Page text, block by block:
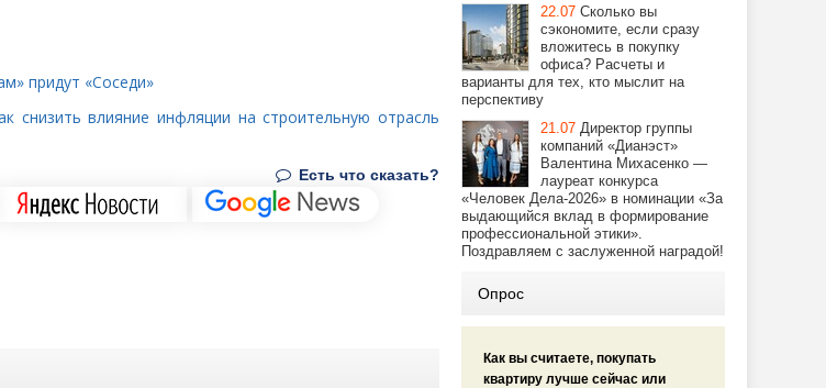
придут «Соседи»
снизить влияние инфляции на строительную отрасль
Есть что сказать?
22.07 Сколько вы
сэкономите, если сразу
вложитесь в покупку
офиса? Расчеты и
варианты для тех, кто мыслит на
перспективу
21.07 Директор группы
компаний «Дианэст»
Валентина Михасенко —
лауреат конкурса
«Человек Дела-2026» в номинации «За
выдающийся вклад в формирование
профессиональной этики».
Поздравляем с заслуженной наградой!
Опрос
Как вы считаете, покупать
квартиру лучше сейчас или